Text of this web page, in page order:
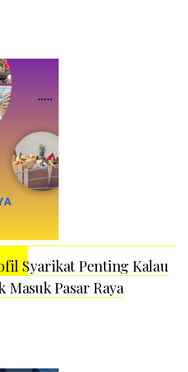
Syarikat Penting Kalau
Masuk Pasar Raya